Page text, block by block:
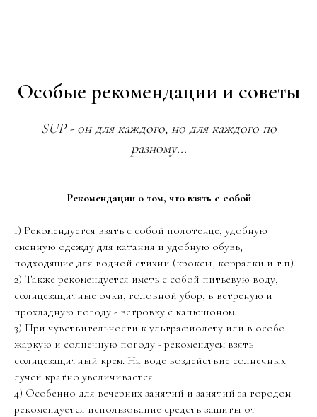
Особые рекомендации и советы
SUP - он для каждого, но для каждого по
разному...
Рекомендации о том, что взять с собой
1) Рекомендуется взять с собой полотенце, удобную
сменную одежду для катания и удобную обувь,
подходящие для водной стихии (кроксы, корралки и т.п).
2) Также рекомендуется иметь с собой питьевую воду,
солнцезащитные очки, головной убор, в ветреную и
прохладную погоду - ветровку с капюшоном.
3) При чувствительности к ультрафиолету или в особо
жаркую и солнечную погоду - рекомендуем взять
солнцезащитный крем. На воде воздействие солнечных
лучей кратно увеличивается.
4) Особенно для вечерних занятий и занятий за городом
рекомендуется использование средств защиты от